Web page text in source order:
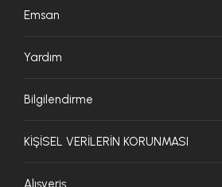
Emsan
Yardım
Bilgilendirme
KİŞİSEL VERİLERİN KORUNMASI
Alışveriş